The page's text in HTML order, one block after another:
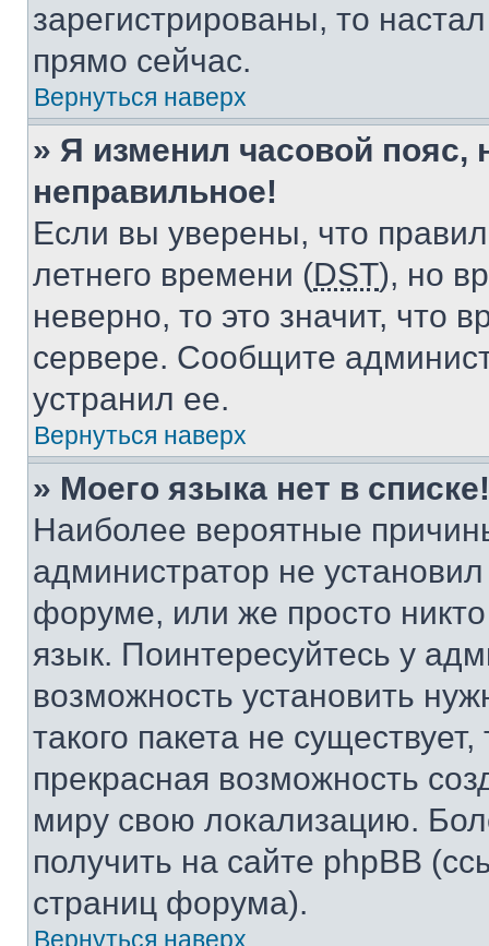
зарегистрированы, то
прямо сейчас.
Вернуться наверх
» Я изменил часовой пояс,
неправильное!
Если вы уверены, что
летнего времени (DST), но
неверно, то это значит, что
сервере. Сообщите
устранил ее.
Вернуться наверх
» Моего языка нет в списке!
Наиболее вероятные
администратор не
форуме, или же просто
язык. Поинтересуйтесь у
возможность установить
такого пакета не
прекрасная возможность
миру свою локализацию.
получить на сайте phpBB
страниц форума).
Вернуться наверх